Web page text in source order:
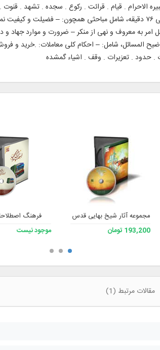
الاحرام . قیام . قرائت . ركوع . سجده . تشهد . قنوت
نور احكام ۴: آموزش ۲۶۳ مساله شرعی در 16 درس طی ۷۶ دقیقه، شامل
به معروف و نهی از منكر – ضرورت و موارد جهاد و
رساله توضیح المسائل، شامل: – احكام كلی معاملات:
حدود . تعزیرات . وقف . اشیاء گمشده
جعفر سبحانی مد ظله نسخه 3
مجموعه آثار شیخ بهایی قدس سره 2
193,200 تومان
فرهنگ
موجود نیست
مقالات مرتبط (1)